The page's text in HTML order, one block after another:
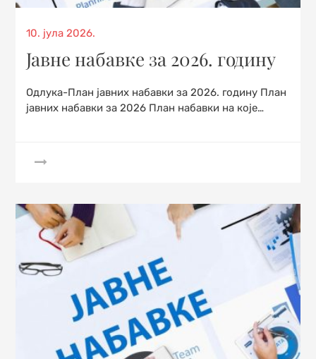
Posted
10. јула 2026.
Јавне набавке за 2026. годину
Oдлука-План јавних набавки за 2026. годину План
јавних набавки за 2026 План набавки на које…